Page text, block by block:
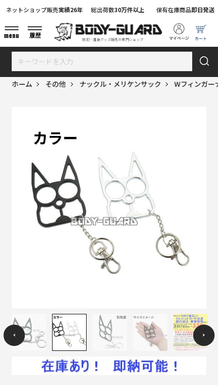
防犯・護身グッズ販売の専門ショップ
ネットショップ販売実績26年 総出荷数30万件以上 保有在庫商品即日発送
menu 履歴
ホーム その他 ナックル・メリケンサック Wフィンガー